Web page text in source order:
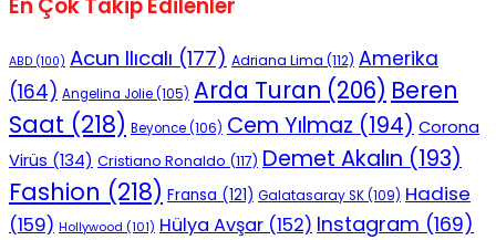
En Çok Takip Edilenler
ABD (100) Acun Ilıcalı (177) Adriana Lima (112) Amerika
(164) Angelina Jolie(105) Arda Turan (206) Beren
Saat (218) Beyonce(106) Cem Yılmaz (194) Corona
Virüs (134) Cristiano Ronaldo (117) Demet Akalın (193)
Fashion (218) Fransa (121) Galatasaray SK(109) Hadise
(159) Hollywood (101) Hülya Avşar (152) Instagram (169)